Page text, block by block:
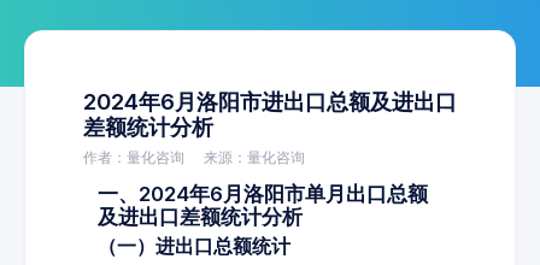
2024年6月洛阳市进出口总额及进出口
差额统计分析
作者：量化咨询 来源：量化咨询
一、2024年6月洛阳市单月出口总额
及进出口差额统计分析
（一）进出口总额统计